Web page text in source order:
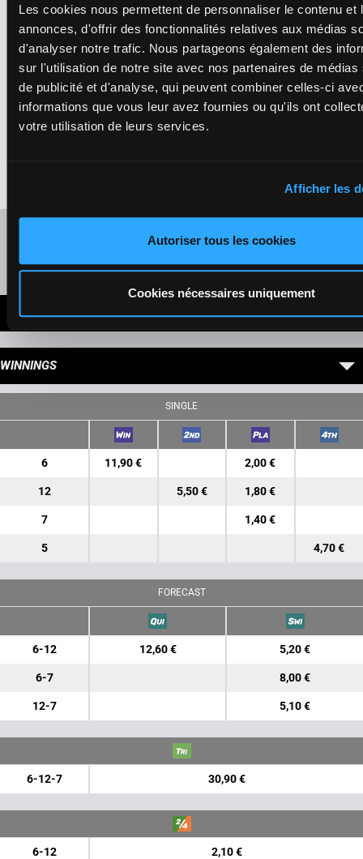
Les cookies nous permettent de personnaliser le contenu et
annonces, d'offrir des fonctionnalités relatives aux médias
d'analyser notre trafic. Nous partageons également des
sur l'utilisation de notre site avec nos partenaires de médias
de publicité et d'analyse, qui peuvent combiner celles-ci
informations que vous leur avez fournies ou qu'ils ont
votre utilisation de leurs services.
Afficher les
Autoriser tous les cookies
Cookies nécessaires uniquement
12
Robin B.
1'11"7- €47,105
3a 0a 0a 0a 5a
Da (23) 0a 8a 2a
1a 1a 3a
H/72925m 1'11"7
€47,105
5a Da (23)
0a 8a 2a 1a
1a 3a
JAZZ BLUE
Briand Y. A.
-
Bonnardel Th.
Presence of favorite horses
LATEST NEWS
WINNINGS
SINGLE
6 11,90 € 2,00 €
12 5,50 € 1,80 €
7 1,40 €
5 4,70 €
FORECAST
6-12 12,60 € 5,20 €
6-7 8,00 €
12-7 5,10 €
6-12-7 30,90 €
6-12 2,10 €